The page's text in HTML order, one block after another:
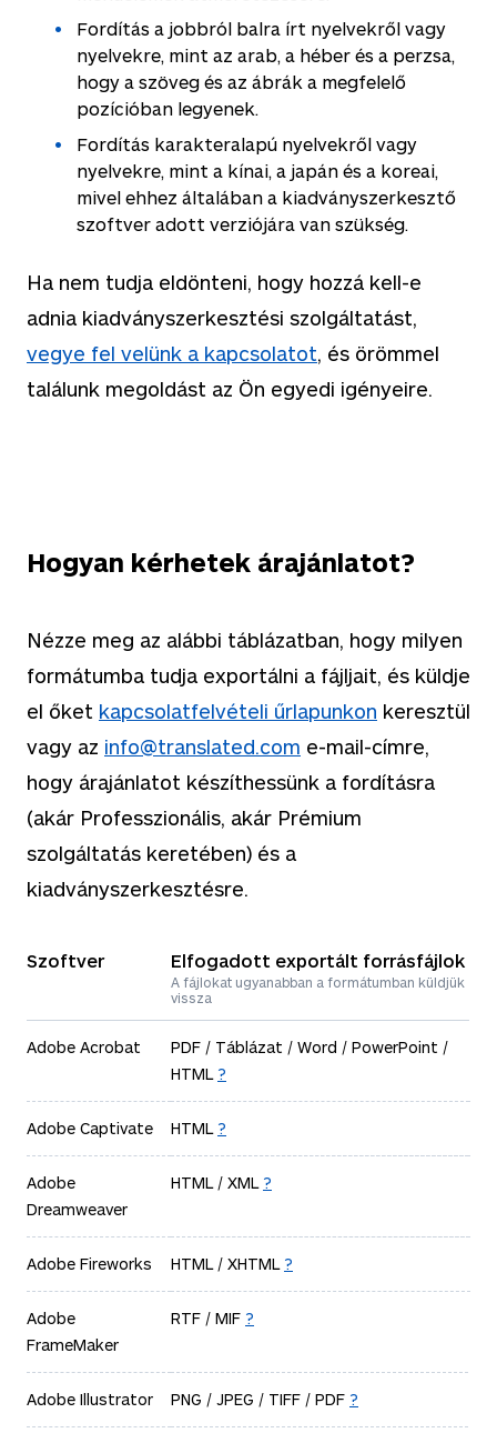
Fordítás a jobbról balra írt nyelvekről vagy
nyelvekre, mint az arab, a héber és a perzsa,
hogy a szöveg és az ábrák a megfelelő
pozícióban legyenek.
Fordítás karakteralapú nyelvekről vagy
nyelvekre, mint a kínai, a japán és a koreai,
mivel ehhez általában a kiadványszerkesztő
szoftver adott verziójára van szükség.
Ha nem tudja eldönteni, hogy hozzá kell-e
adnia kiadványszerkesztési szolgáltatást,
vegye fel velünk a kapcsolatot, és örömmel
találunk megoldást az Ön egyedi igényeire.
Hogyan kérhetek árajánlatot?
Nézze meg az alábbi táblázatban, hogy milyen
formátumba tudja exportálni a fájljait, és küldje
el őket kapcsolatfelvételi űrlapunkon keresztül
vagy az info@translated.com e-mail-címre,
hogy árajánlatot készíthessünk a fordításra
(akár Professzionális, akár Prémium
szolgáltatás keretében) és a
kiadványszerkesztésre.
Szoftver Elfogadott exportált forrásfájlok
A fájlokat ugyanabban a formátumban küldjük
vissza
Adobe Acrobat
PDF / Táblázat / Word / PowerPoint /
HTML ?
Adobe Captivate HTML ?
Adobe
Dreamweaver
HTML / XML ?
Adobe Fireworks HTML / XHTML ?
Adobe
FrameMaker
RTF / MIF ?
Adobe Illustrator PNG / JPEG / TIFF / PDF ?